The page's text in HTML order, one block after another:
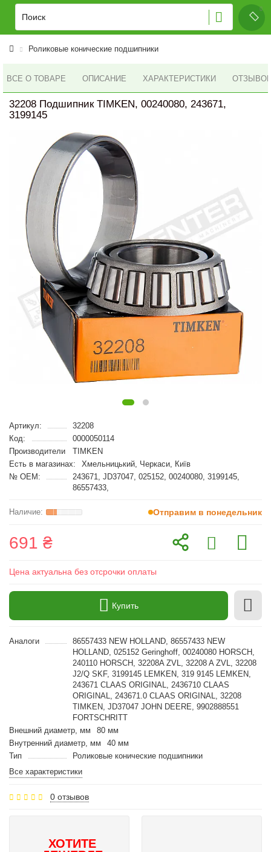
Роликовые конические подшипники
ВСЕ О ТОВАРЕ ОПИСАНИЕ ХАРАКТЕРИСТИКИ ОТЗЫВОВ
32208 Подшипник TIMKEN, 00240080, 243671,
3199145
Артикул:
32208
Код:
0000050114
Производители
TIMKEN
Есть в магазинах:
Хмельницький, Черкаси, Київ
№ OEM:
243671, JD37047, 025152, 00240080, 3199145,
86557433,
Отправим в понедельник
691 ₴
Цена актуальна без отсрочки оплаты
Купить
Аналоги
86557433 NEW HOLLAND, 86557433 NEW
HOLLAND, 025152 Geringhoff, 00240080 HORSCH,
240110 HORSCH, 32208A ZVL, 32208 A ZVL, 32208
J2/Q SKF, 3199145 LEMKEN, 319 9145 LEMKEN,
243671 CLAAS ORIGINAL, 2436710 CLAAS
ORIGINAL, 243671.0 CLAAS ORIGINAL, 32208
TIMKEN, JD37047 JOHN DEERE, 9902888551
FORTSCHRITT
Внешний диаметр, мм
80 мм
Внутренний диаметр, мм
40 мм
Тип
Роликовые конические подшипники
Все характеристики
0 отзывов
ХОТИТЕ